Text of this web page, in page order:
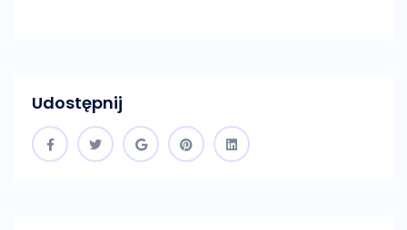
Udostępnij